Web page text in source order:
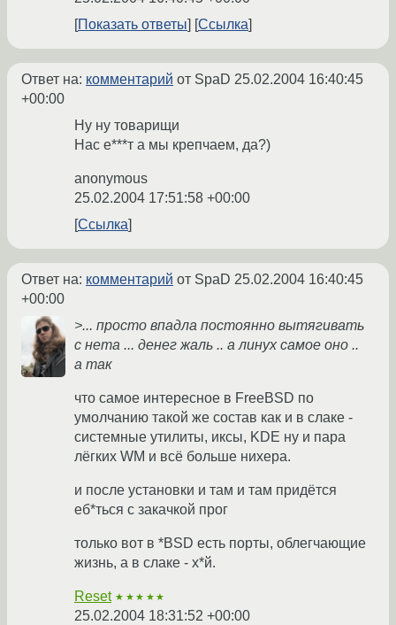
Показать ответы
Ссылка
Ответ на: комментарий от SpaD 25.02.2004 16:40:45
+00:00
Ну ну товарищи
Нас е***т а мы крепчаем, да?)
anonymous
25.02.2004 17:51:58 +00:00
Ссылка
Ответ на: комментарий от SpaD 25.02.2004 16:40:45
+00:00
>... просто впадла постоянно вытягивать
с нета ... денег жаль .. а линух самое оно ..
а так
что самое интересное в FreeBSD по
умолчанию такой же состав как и в слаке -
системные утилиты, иксы, KDE ну и пара
лёгких WM и всё больше нихера.
и после установки и там и там придётся
еб*ться с закачкой прог
только вот в *BSD есть порты, облегчающие
жизнь, а в слаке - х*й.
Reset ★★★★★
25.02.2004 18:31:52 +00:00